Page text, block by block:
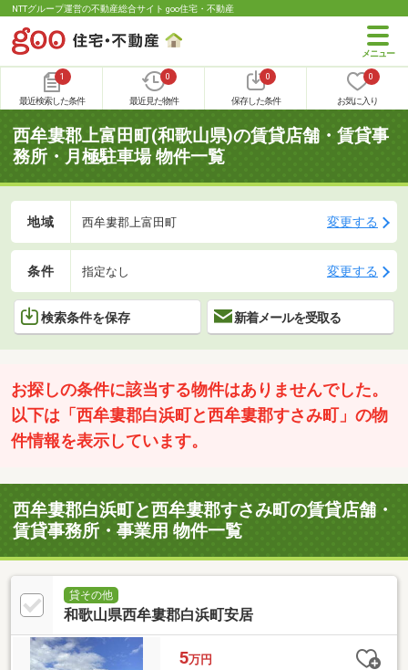
NTTグループ運営の不動産総合サイト goo住宅・不動産
1
最近検索した条件
0
最近見た物件
0
保存した条件
0
お気に入り
西牟婁郡上富田町(和歌山県)の賃貸店舗・賃貸事
務所・月極駐車場 物件一覧
地域 西牟婁郡上富田町 変更する
条件 指定なし 変更する
検索条件を保存 新着メールを受取る
お探しの条件に該当する物件はありませんでした。
以下は「西牟婁郡白浜町と西牟婁郡すさみ町」の物
件情報を表示しています。
西牟婁郡白浜町と西牟婁郡すさみ町の賃貸店舗・
賃貸事務所・事業用 物件一覧
貸その他
和歌山県西牟婁郡白浜町安居
5万円